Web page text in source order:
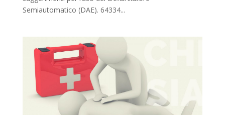
Semiautomatico (DAE). 64334...